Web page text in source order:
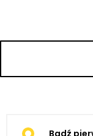
Bądź